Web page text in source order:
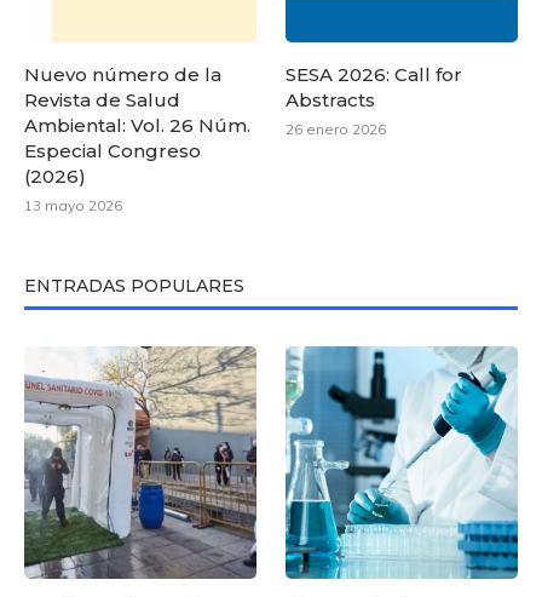
Nuevo número de la
Revista de Salud
Ambiental: Vol. 26 Núm.
Especial Congreso
(2026)
13 mayo 2026
SESA 2026: Call for
Abstracts
26 enero 2026
ENTRADAS POPULARES